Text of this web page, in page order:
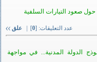
"الكلام التخويفي حول صعود التيارات السلفية
عدد التعليقات: [0
] | علق
الدولة المدنية... في مواجهة